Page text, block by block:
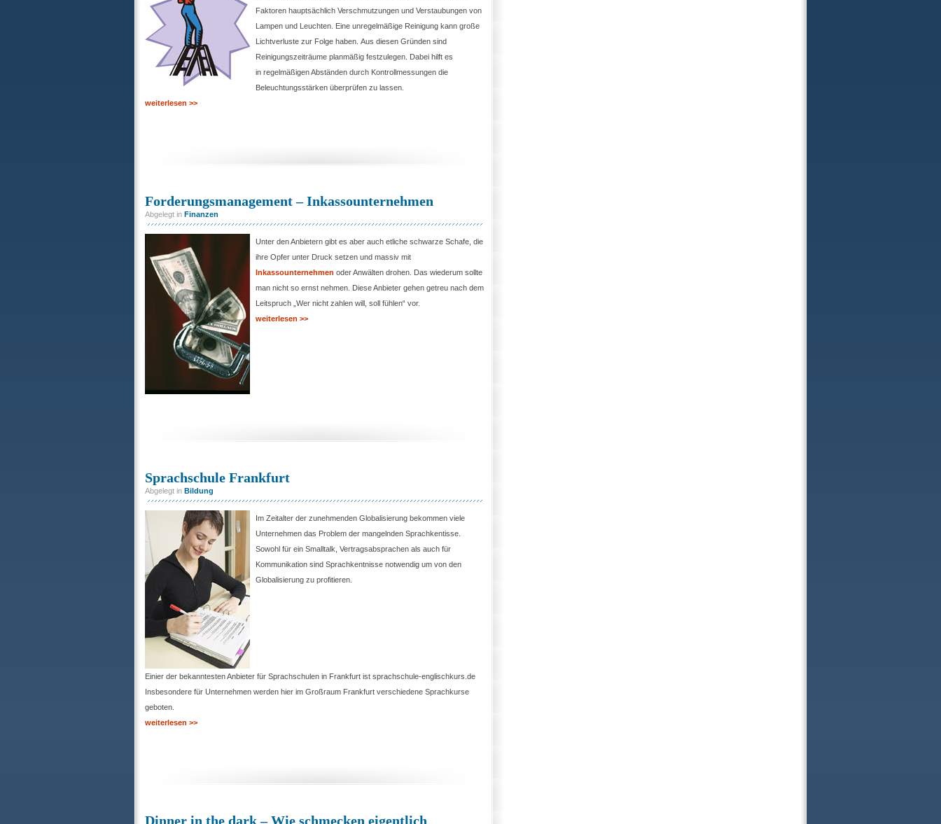
Faktoren hauptsächlich Verschmutzungen und Verstaubungen von
Lampen und Leuchten. Eine unregelmäßige Reinigung kann große
Lichtverluste zur Folge haben. Aus diesen Gründen sind
Reinigungszeiträume planmäßig festzulegen. Dabei hilft es
in regelmäßigen Abständen durch Kontrollmessungen die
Beleuchtungsstärken überprüfen zu lassen.
weiterlesen >>
Forderungsmanagement – Inkassounternehmen
Abgelegt in Finanzen
Unter den Anbietern gibt es aber auch etliche schwarze Schafe, die
ihre Opfer unter Druck setzen und massiv mit
Inkassounternehmen oder Anwälten drohen. Das wiederum sollte
man nicht so ernst nehmen. Diese Anbieter gehen getreu nach dem
Leitspruch „Wer nicht zahlen will, soll fühlen“ vor.
weiterlesen >>
Sprachschule Frankfurt
Abgelegt in Bildung
Im Zeitalter der zunehmenden Globalisierung bekommen viele
Unternehmen das Problem der mangelnden Sprachkentisse.
Sowohl für ein Smalltalk, Vertragsabsprachen als auch für
Kommunikation sind Sprachkentnisse notwendig um von den
Globalisierung zu profitieren.
Einier der bekanntesten Anbieter für Sprachschulen in Frankfurt ist sprachschule-englischkurs.de
Insbesondere für Unternehmen werden hier im Großraum Frankfurt verschiedene Sprachkurse
geboten.
weiterlesen >>
Dinner in the dark – Wie schmecken eigentlich